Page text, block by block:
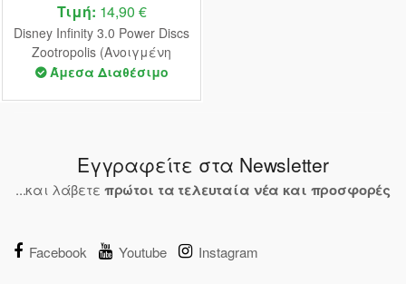
Τιμή: 14,90 €
Disney Infinity 3.0 Power Discs
Zootropolis (Ανοιγμένη
Συσκευασία)
Άμεσα Διαθέσιμο
Εγγραφείτε στα Newsletter
...και λάβετε πρώτοι τα τελευταία νέα και προσφορές
Facebook Youtube Instagram